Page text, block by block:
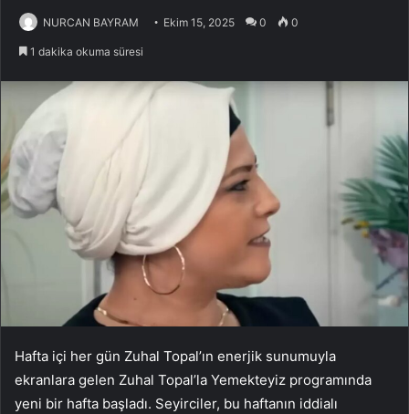
NURCAN BAYRAM Ekim 15, 2025 0 0
1 dakika okuma süresi
Hafta içi her gün Zuhal Topal’ın enerjik sunumuyla
ekranlara gelen Zuhal Topal’la Yemekteyiz programında
yeni bir hafta başladı. Seyirciler, bu haftanın iddialı